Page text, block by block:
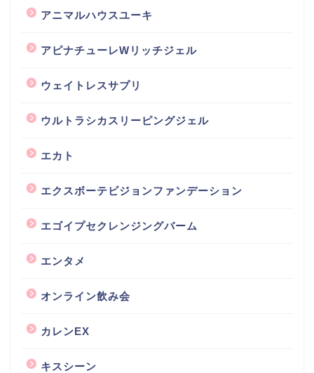
アニマルハウスユーキ
アピナチューレWリッチジェル
ウェイトレスサプリ
ウルトラシカスリーピングジェル
エカト
エクスボーテビジョンファンデーション
エゴイプセクレンジングバーム
エンタメ
オンライン飲み会
カレンEX
キスシーン